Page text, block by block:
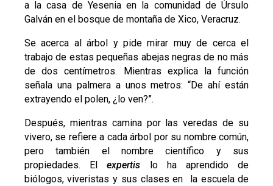
a la casa de Yesenia en la comunidad de Úrsulo
Galván en el bosque de montaña de Xico, Veracruz.
Se acerca al árbol y pide mirar muy de cerca el
trabajo de estas pequeñas abejas negras de no más
de dos centímetros. Mientras explica la función
señala una palmera a unos metros: “De ahí están
extrayendo el polen, ¿lo ven?”.
Después, mientras camina por las veredas de su
vivero, se refiere a cada árbol por su nombre común,
pero también el nombre científico y sus
propiedades. Elexpertis lo ha aprendido de
biólogos, viveristas y sus clases en la escuela de